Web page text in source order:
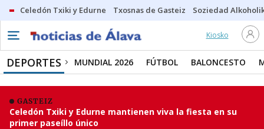
Celedón Txiki y Edurne Txosnas de Gasteiz Soziedad
Kiosko
DEPORTES MUNDIAL 2026 FÚTBOL BALONCESTO
GASTEIZ
Celedón Txiki y Edurne mantienen viva la fiesta en su
primer paseíllo único